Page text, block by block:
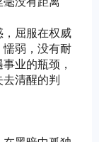
屈服在权威
弱，没有耐
业的瓶颈，
清醒的判